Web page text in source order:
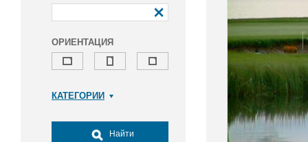
ОРИЕНТАЦИЯ
КАТЕГОРИИ
Досуг, туризм и отдых
Найти